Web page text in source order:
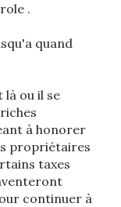
.
quand
ou il se
à honorer
propriétaires
taxes
continuer à